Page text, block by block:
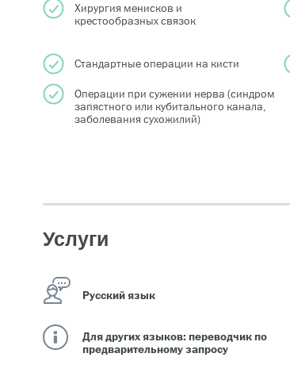
Хирургия менисков и
крестообразных связок
Стандартные операции на кисти
Операции при сужении нерва (синдром
запястного или кубитального канала,
заболевания сухожилий)
Услуги
Русский язык
Для других языков: переводчик по
предварительному запросу